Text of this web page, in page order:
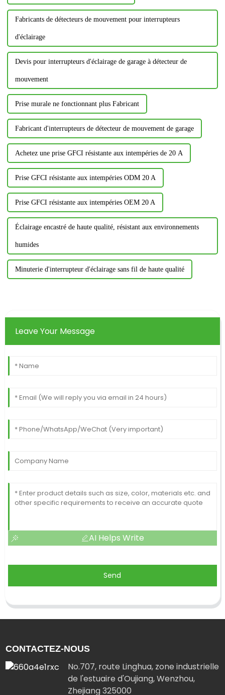
Fabricants de détecteurs de mouvement pour interrupteurs
d'éclairage
Devis pour interrupteurs d'éclairage de garage à détecteur de
mouvement
Prise murale ne fonctionnant plus Fabricant
Fabricant d'interrupteurs de détecteur de mouvement de garage
Achetez une prise GFCI résistante aux intempéries de 20 A
Prise GFCI résistante aux intempéries ODM 20 A
Prise GFCI résistante aux intempéries OEM 20 A
Éclairage encastré de haute qualité, résistant aux environnements
humides
Minuterie d'interrupteur d'éclairage sans fil de haute qualité
Leave Your Message
AI Helps Write
Send
CONTACTEZ-NOUS
No.707, route Linghua, zone industrielle
de l'estuaire d'Oujiang, Wenzhou,
Zhejiang 325000